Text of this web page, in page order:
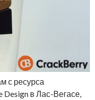
с ресурса
Design в Лас-Вегасе,